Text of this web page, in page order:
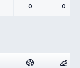
0
0